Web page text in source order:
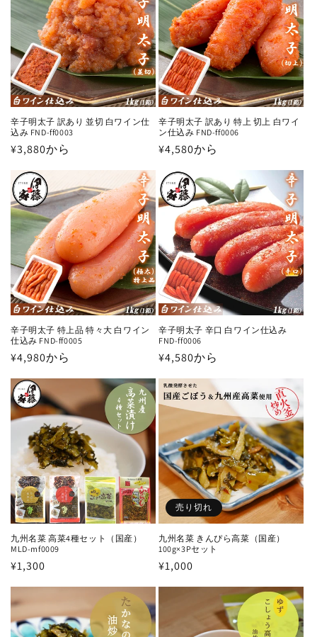
格
辛子明太子 訳あり 並切 白ワイン仕
込み FND-ff0003
通
価
格
¥3,880から
辛子明太子 訳あり 特上 切上 白ワイ
ン仕込み FND-ff0006
通
価
格
¥4,580から
辛子明太子 特上品 特々大 白ワイン
仕込み FND-ff0005
通
価
格
¥4,980から
辛子明太子 辛口 白ワイン仕込み
FND-ff0006
通
価
格
¥4,580から
九州名菜 高菜4種セット（国産）
MLD-mf0009
通
価
格
¥1,300
売り切れ
九州名菜 きんぴら高菜（国産）
100g×3Pセット
通
¥1,000